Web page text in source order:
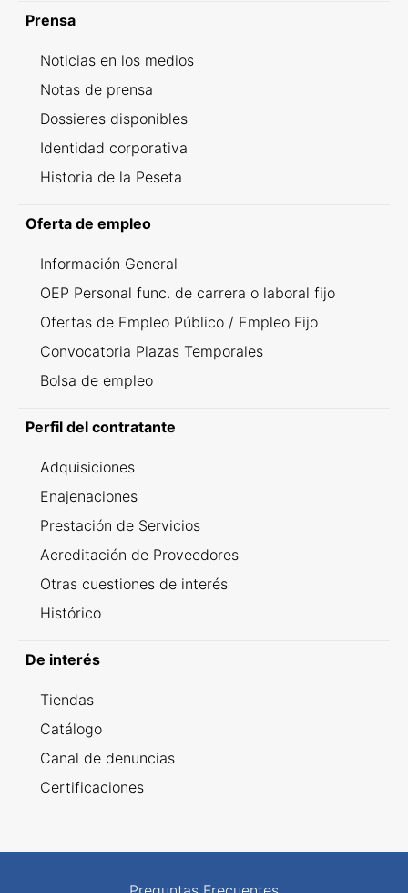
Prensa
Noticias en los medios
Notas de prensa
Dossieres disponibles
Identidad corporativa
Historia de la Peseta
Oferta de empleo
Información General
OEP Personal func. de carrera o laboral fijo
Ofertas de Empleo Público / Empleo Fijo
Convocatoria Plazas Temporales
Bolsa de empleo
Perfil del contratante
Adquisiciones
Enajenaciones
Prestación de Servicios
Acreditación de Proveedores
Otras cuestiones de interés
Histórico
De interés
Tiendas
Catálogo
Canal de denuncias
Certificaciones